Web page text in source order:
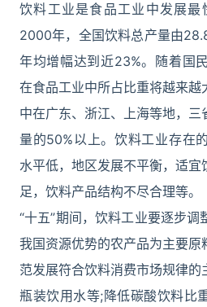
饮料工业是食品工业中发展最
2000年，全国饮料总产量由
年均增幅达到近23%。随着国
在食品工业中所占比重将越来
中在广东、浙江、上海等地，
量的50%以上。饮料工业存在
水平低，地区发展不平衡，适宜
足，饮料产品结构不尽合理等。
“十五”期间，饮料工业要逐步
我国资源优势的农产品为主要
范发展符合饮料消费市场规律的
瓶装饮用水等;降低碳酸饮料比